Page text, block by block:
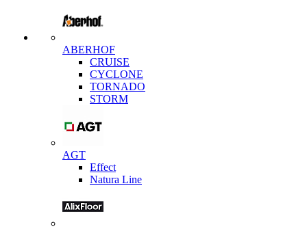
ABERHOF
CRUISE
CYCLONE
TORNADO
STORM
AGT
Effect
Natura Line